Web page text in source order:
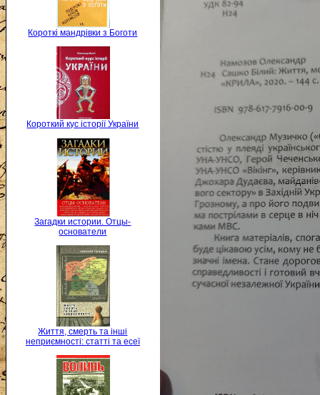
Короткі мандрівки з Боготи
Короткий кус історії України
Загадки истории. Отцы-
основатели
Життя, смерть та інші
неприємності: статті та есеї